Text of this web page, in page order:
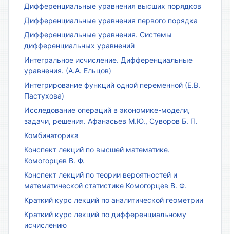
Дифференциальные уравнения высших порядков
Дифференциальные уравнения первого порядка
Дифференциальные уравнения. Системы
дифференциальных уравнений
Интегральное исчисление. Дифференциальные
уравнения. (А.А. Ельцов)
Интегрирование функций одной переменной (Е.В.
Пастухова)
Исследование операций в экономике-модели,
задачи, решения. Афанасьев М.Ю., Суворов Б. П.
Комбинаторика
Конспект лекций по высшей математике.
Комогорцев В. Ф.
Конспект лекций по теории вероятностей и
математической статистике Комогорцев В. Ф.
Краткий курс лекций по аналитической геометрии
Краткий курс лекций по дифференциальному
исчислению